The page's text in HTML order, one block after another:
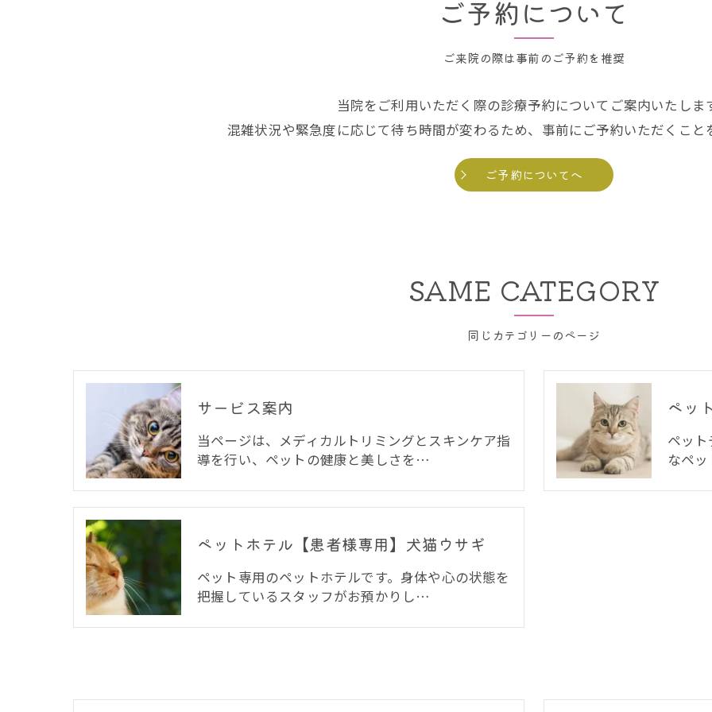
ご予約について
ご来院の際は事前のご予約を推奨
当院をご利用いただく際の診療予約についてご案内いたしま
混雑状況や緊急度に応じて待ち時間が変わるため、事前にご予約いただくこと
ご予約についてへ
同じカテゴリーのページ
SAME CATEGORY
サービス案内
当ページは、メディカルトリミングとスキンケア指
導を行い、ペットの健康と美しさを…
ペッ
ペッ
なペ
ペットホテル【患者様専用】犬猫ウサギ
ペット専用のペットホテルです。身体や心の状態を
把握しているスタッフがお預かりし…